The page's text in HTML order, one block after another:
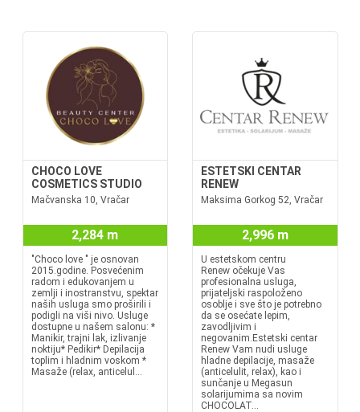
CHOCO LOVE
COSMETICS STUDIO
Mačvanska 10, Vračar
2,284 m
"Choco love " je osnovan
2015.godine. Posvećenim
radom i edukovanjem u
zemlji i inostranstvu, spektar
naših usluga smo proširili i
podigli na viši nivo. Usluge
dostupne u našem salonu: *
Manikir, trajni lak, izlivanje
noktiju* Pedikir* Depilacija
toplim i hladnim voskom *
Masaže (relax, anticelul...
ESTETSKI CENTAR
RENEW
Maksima Gorkog 52, Vračar
2,996 m
U estetskom centru
Renew očekuje Vas
profesionalna usluga,
prijateljski raspoloženo
osoblje i sve što je potrebno
da se osećate lepim,
zavodljivim i
negovanim.Estetski centar
Renew Vam nudi usluge
hladne depilacije, masaže
(anticelulit, relax), kao i
sunčanje u Megasun
solarijumima sa novim
CHOCOLAT...